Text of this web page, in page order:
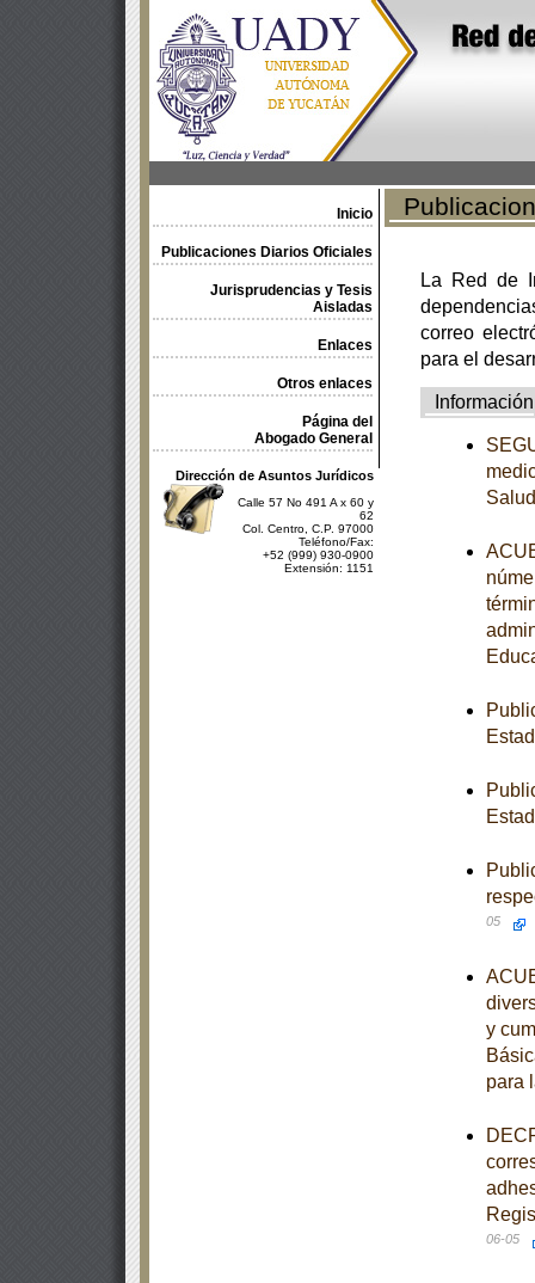
Inicio
Publicaciones Diarios Oficiales
Jurisprudencias y Tesis
Aisladas
Enlaces
Otros enlaces
Página del
Abogado General
Dirección de Asuntos Jurídicos
Calle 57 No 491 A x 60 y
62
Col. Centro, C.P. 97000
Teléfono/Fax:
+52 (999) 930-0900
Extensión: 1151
La Red de
correo
para el
Información
05
y
para
06-05